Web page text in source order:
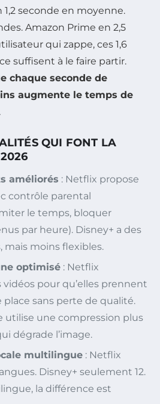
seconde en moyenne.
Amazon Prime en 2,5
qui zappe, ces 1,6
suffisent à le faire partir.
chaque seconde de
augmente le temps de
.
QUI FONT LA
améliorés : Netflix propose
contrôle parental
le temps, bloquer
par heure). Disney+ a des
mais moins flexibles.
optimisé : Netflix
vidéos pour qu’elles prennent
place sans perte de qualité.
utilise une compression plus
dégrade l’image.
multilingue : Netflix
Disney+ seulement 12.
la différence est